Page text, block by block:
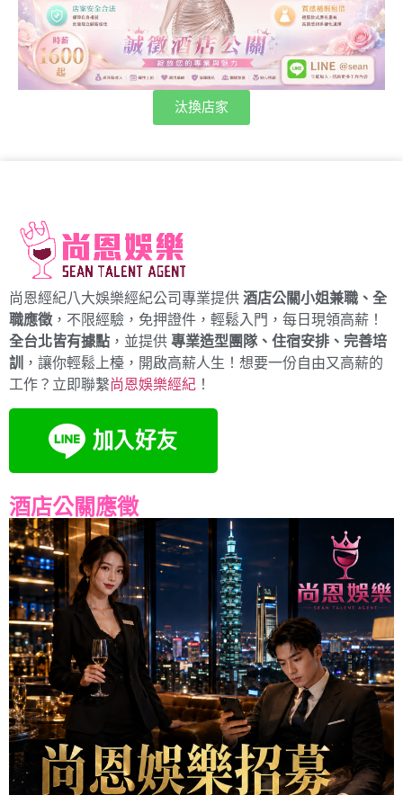
汰換店家
尚恩經紀八大娛樂經紀公司專業提供 酒店公關小姐兼職、全
職應徵 ，不限經驗，免押證件，輕鬆入門，每日現領高薪！
全台北皆有據點 ，並提供 專業造型團隊、住宿安排、完善培
訓
，讓你輕鬆上檯，開啟高薪人生！想要一份自由又高薪的
工作？立即聯繫尚恩娛樂經紀 ！
酒店公關應徵